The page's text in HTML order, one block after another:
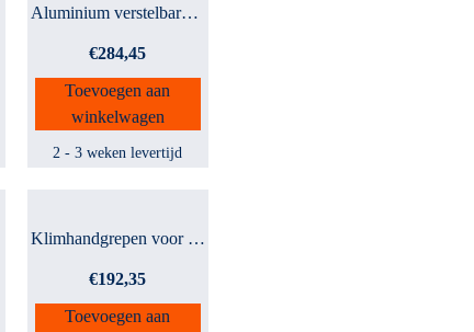
2 - 3 weken levertijd
Aluminium verstelbare poo...
€284,45
Toevoegen aan
winkelwagen
Klimhandgrepen voor mast
€192,35
Toevoegen aan